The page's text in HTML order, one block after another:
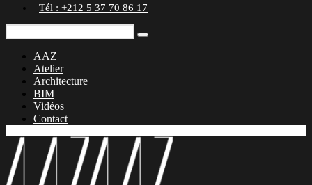
Tél : +212 5 37 70 86 17
AAZ
Atelier
Architecture
BIM
Vidéos
Contact